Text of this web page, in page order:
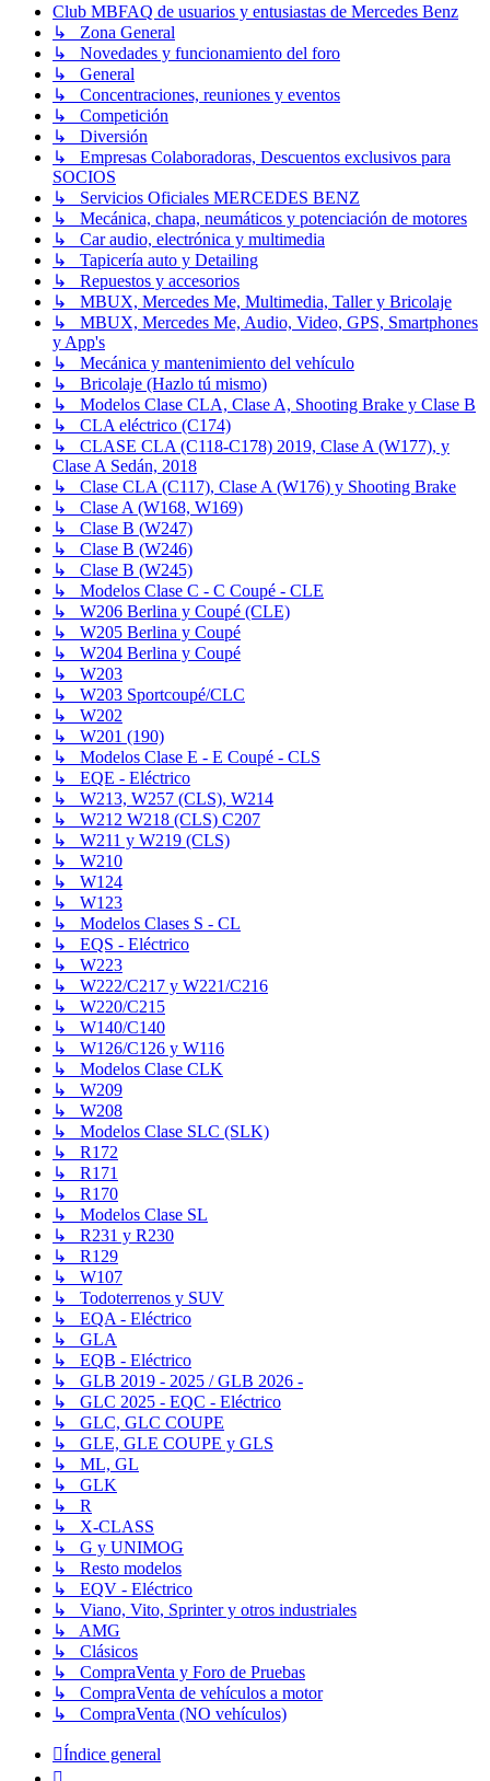
Club MBFAQ de usuarios y entusiastas de Mercedes Benz
↳ Zona General
↳ Novedades y funcionamiento del foro
↳ General
↳ Concentraciones, reuniones y eventos
↳ Competición
↳ Diversión
↳ Empresas Colaboradoras, Descuentos exclusivos para
SOCIOS
↳ Servicios Oficiales MERCEDES BENZ
↳ Mecánica, chapa, neumáticos y potenciación de motores
↳ Car audio, electrónica y multimedia
↳ Tapicería auto y Detailing
↳ Repuestos y accesorios
↳ MBUX, Mercedes Me, Multimedia, Taller y Bricolaje
↳ MBUX, Mercedes Me, Audio, Video, GPS, Smartphones
y App's
↳ Mecánica y mantenimiento del vehículo
↳ Bricolaje (Hazlo tú mismo)
↳ Modelos Clase CLA, Clase A, Shooting Brake y Clase B
↳ CLA eléctrico (C174)
↳ CLASE CLA (C118-C178) 2019, Clase A (W177), y
Clase A Sedán, 2018
↳ Clase CLA (C117), Clase A (W176) y Shooting Brake
↳ Clase A (W168, W169)
↳ Clase B (W247)
↳ Clase B (W246)
↳ Clase B (W245)
↳ Modelos Clase C - C Coupé - CLE
↳ W206 Berlina y Coupé (CLE)
↳ W205 Berlina y Coupé
↳ W204 Berlina y Coupé
↳ W203
↳ W203 Sportcoupé/CLC
↳ W202
↳ W201 (190)
↳ Modelos Clase E - E Coupé - CLS
↳ EQE - Eléctrico
↳ W213, W257 (CLS), W214
↳ W212 W218 (CLS) C207
↳ W211 y W219 (CLS)
↳ W210
↳ W124
↳ W123
↳ Modelos Clases S - CL
↳ EQS - Eléctrico
↳ W223
↳ W222/C217 y W221/C216
↳ W220/C215
↳ W140/C140
↳ W126/C126 y W116
↳ Modelos Clase CLK
↳ W209
↳ W208
↳ Modelos Clase SLC (SLK)
↳ R172
↳ R171
↳ R170
↳ Modelos Clase SL
↳ R231 y R230
↳ R129
↳ W107
↳ Todoterrenos y SUV
↳ EQA - Eléctrico
↳ GLA
↳ EQB - Eléctrico
↳ GLB 2019 - 2025 / GLB 2026 -
↳ GLC 2025 - EQC - Eléctrico
↳ GLC, GLC COUPE
↳ GLE, GLE COUPE y GLS
↳ ML, GL
↳ GLK
↳ R
↳ X-CLASS
↳ G y UNIMOG
↳ Resto modelos
↳ EQV - Eléctrico
↳ Viano, Vito, Sprinter y otros industriales
↳ AMG
↳ Clásicos
↳ CompraVenta y Foro de Pruebas
↳ CompraVenta de vehículos a motor
↳ CompraVenta (NO vehículos)
Índice general